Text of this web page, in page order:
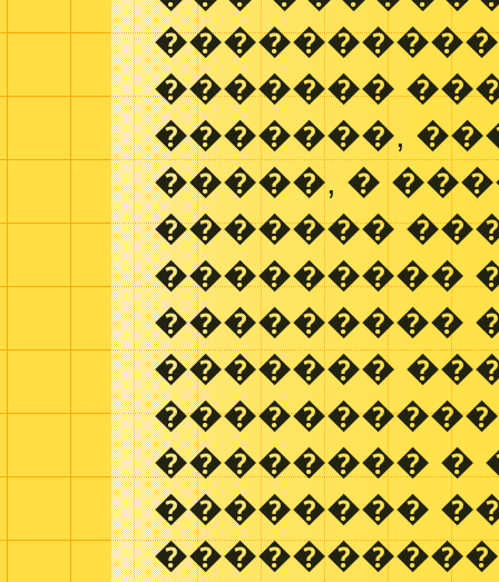
�������
�������,
�����, �
�������
���������
���������
�������
�������� �
��������